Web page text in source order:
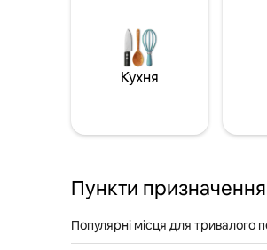
Кухня
Пункти призначення
Популярні місця для тривалого